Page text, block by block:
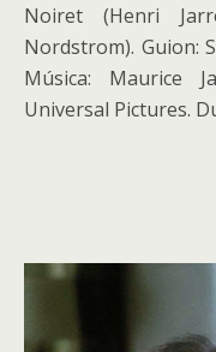
Noiret (Henri
Nordstrom). Guion:
Música: Maurice
Universal Pictures.